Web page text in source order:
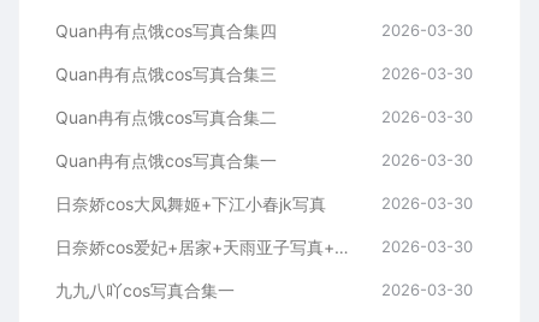
Quan冉有点饿cos写真合集四 2026-03-30
Quan冉有点饿cos写真合集三 2026-03-30
Quan冉有点饿cos写真合集二 2026-03-30
Quan冉有点饿cos写真合集一 2026-03-30
日奈娇cos大凤舞姬+下江小春jk写真 2026-03-30
日奈娇cos爱妃+居家+天雨亚子写真+视频 2026-03-30
九九八吖cos写真合集一 2026-03-30